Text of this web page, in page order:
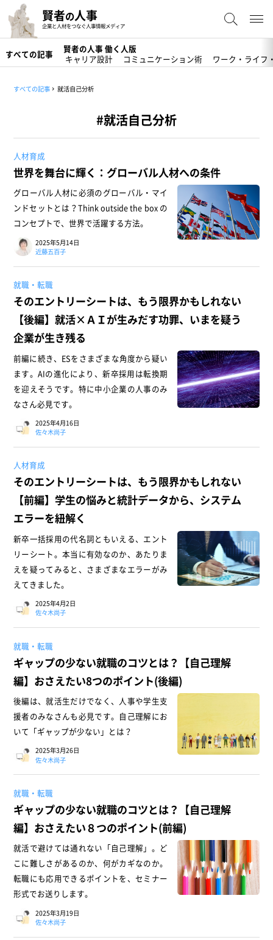
賢者の人事
企業と人材をつなぐ人事情報メディア
すべての記事
賢者の人事 働く人版
キャリア設計
コミュニケーション術 ワーク・ライフ
すべての記事 就活自己分析
#就活自己分析
人材育成
世界を舞台に輝く：グローバル人材への条件
グローバル人材に必須のグローバル・マイ
ンドセットとは？Think outside the box の
コンセプトで、世界で活躍する方法。
2025年5月14日
近藤五百子
就職・転職
そのエントリーシートは、もう限界かもしれない
【後編】就活×ＡＩが生みだす功罪、いまを疑う
企業が生き残る
前編に続き、ESをさまざまな角度から疑い
ます。AIの進化により、新卒採用は転換期
を迎えそうです。特に中小企業の人事のみ
なさん必見です。
2025年4月16日
佐々木尚子
人材育成
そのエントリーシートは、もう限界かもしれない
【前編】学生の悩みと統計データから、システム
エラーを紐解く
新卒一括採用の代名詞ともいえる、エント
リーシート。本当に有効なのか、あたりま
えを疑ってみると、さまざまなエラーがみ
えてきました。
2025年4月2日
佐々木尚子
就職・転職
ギャップの少ない就職のコツとは？【自己理解
編】おさえたい8つのポイント(後編)
後編は、就活生だけでなく、人事や学生支
援者のみなさんも必見です。自己理解にお
いて「ギャップが少ない」とは？
2025年3月26日
佐々木尚子
就職・転職
ギャップの少ない就職のコツとは？【自己理解
編】おさえたい８つのポイント(前編)
就活で避けては通れない「自己理解」。ど
こに難しさがあるのか、何がカギなのか。
転職にも応用できるポイントを、セミナー
形式でお送りします。
2025年3月19日
佐々木尚子